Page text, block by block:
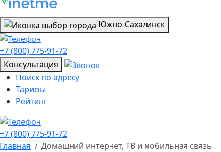
Южно-Сахалинск
+7 (800) 775-91-72
Консультация
Поиск по адресу
Тарифы
Рейтинг
+7 (800) 775-91-72
Главная
Домашний интернет, ТВ и мобильная связь